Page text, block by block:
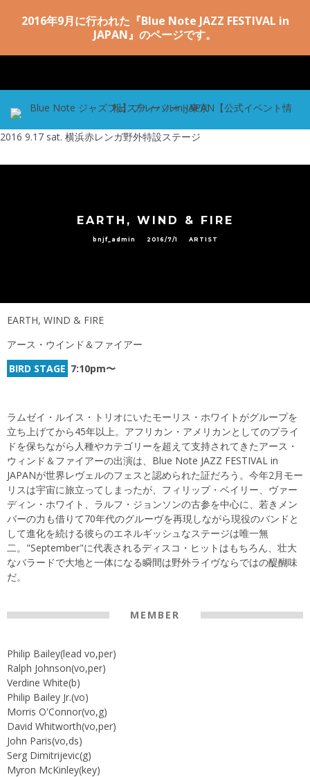
2016年9月に行われた『Blue Note JAZZ FESTIVAL in
JAPAN』のページです。
2016 9.17 sat. 横浜赤レンガ野外特設ステージ
EARTH, WIND & FIRE
bnjf_admin 2016/7/1 ARTIST
EARTH, WIND & FIRE
アース・ウインド＆ファイアー
BIRD STAGE 7:10pm〜
ラムゼイ・ルイス・トリオにいたモーリス・ホワイトがグループを
立ち上げてから45年以上。アフリカン・アメリカンとしてのプライ
ドを保ちながら人種やカテゴリーを超えて支持されてきたアース・
ウィンド＆ファイアーの出演は、Blue Note JAZZ FESTIVAL in
JAPANが世界レヴェルのフェスと認められた証だろう。今年2月モー
リスは宇宙に旅立ってしまったが、フィリップ・ベイリー、ヴァー
ディン・ホワイト、ラルフ・ジョンソンの古参を中心に、若きメン
バーの力も借りて70年代のグルーヴを再現しながら現役のバンドと
して進化を続ける彼らのエネルギッシュなステージは唯一無
二。"September"に代表されるディスコ・ヒットはもちろん、壮大
なバラードで大地と一体になる瞬間は野外ライヴならではの醍醐味
だ。
MEMBER
Philip Bailey(lead vo,per)
Ralph Johnson(vo,per)
Verdine White(b)
Philip Bailey Jr.(vo)
Morris O'Connor(vo,g)
David Whitworth(vo,per)
John Paris(vo,ds)
Serg Dimitrijevic(g)
Myron McKinley(key)